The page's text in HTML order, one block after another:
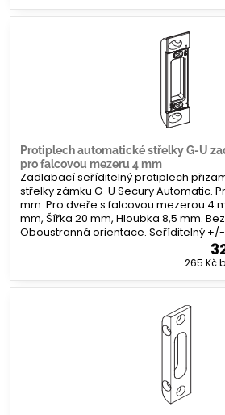
Protiplech automatické střelky G-U
pro falcovou mezeru 4 mm
Zadlabací seříditelný protiplech
střelky zámku G-U Secury Automatic.
mm. Pro dveře s falcovou mezerou 4
mm, Šířka 20 mm, Hloubka 8,5 mm.
Oboustranná orientace. Seříditelný +/-
265 Kč